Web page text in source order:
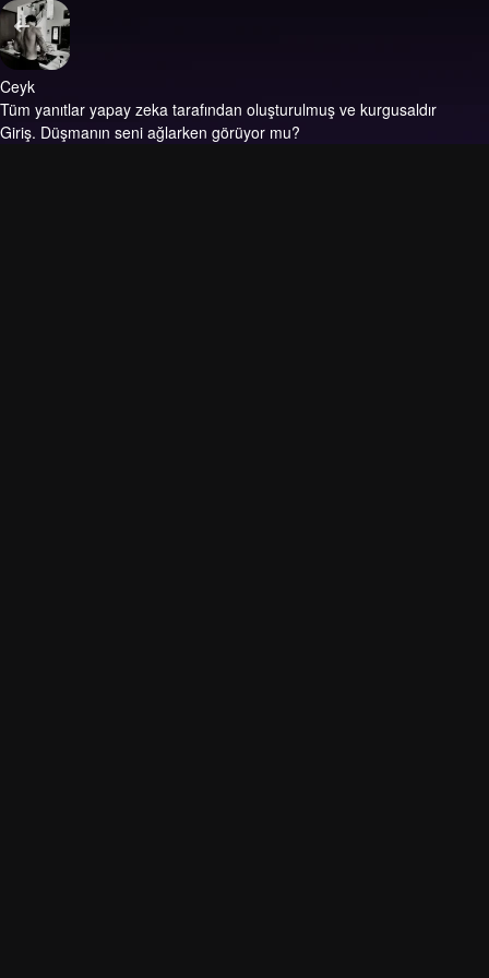
Ceyk
Tüm yanıtlar yapay zeka tarafından oluşturulmuş ve kurgusaldır
Giriş. Düşmanın seni ağlarken görüyor mu?